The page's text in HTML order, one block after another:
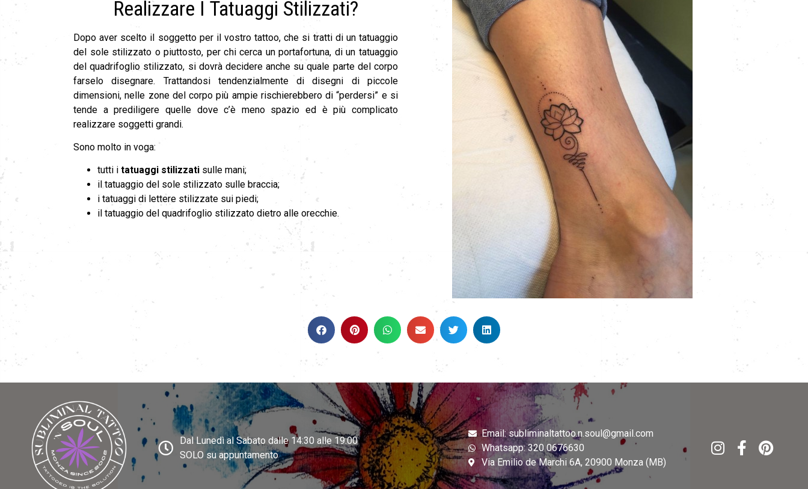
Realizzare I Tatuaggi Stilizzati?
Dopo aver scelto il soggetto per il vostro tattoo, che si tratti di un tatuaggio
del sole stilizzato o piuttosto, per chi cerca un portafortuna, di un tatuaggio
del quadrifoglio stilizzato, si dovrà decidere anche su quale parte del corpo
farselo disegnare. Trattandosi tendenzialmente di disegni di piccole
dimensioni, nelle zone del corpo più ampie rischierebbero di “perdersi” e si
tende a prediligere quelle dove c’è meno spazio ed è più complicato
realizzare soggetti grandi.
Sono molto in voga:
tutti i tatuaggi stilizzati sulle mani;
il tatuaggio del sole stilizzato sulle braccia;
i tatuaggi di lettere stilizzate sui piedi;
il tatuaggio del quadrifoglio stilizzato dietro alle orecchie.
Dal Lunedì al Sabato dalle 14:30 alle 19:00
SOLO su appuntamento
Email: subliminaltattoo.n.soul@gmail.com
Whatsapp: 320 0676630
Via Emilio de Marchi 6A, 20900 Monza (MB)